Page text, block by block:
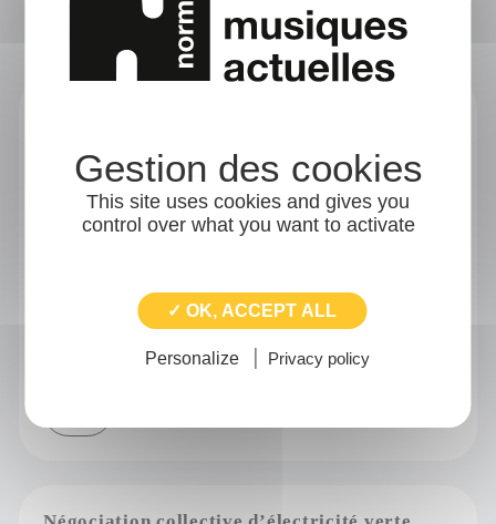
Les derniers focus
d'artistes
Catégories
Développer son projet Filière Formation
Publié le Vendredi 10 juillet 2026
Collectif RPM construit actuellement afin de
développer les réflexions sur un ensemble de
This site uses cookies and gives you
control over what you want to activate
✓ OK, ACCEPT ALL
Personalize Privacy policy